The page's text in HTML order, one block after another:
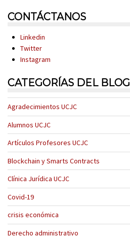
CONTÁCTANOS
Linkedin
Twitter
Instagram
CATEGORÍAS DEL BLOG
Agradecimientos UCJC
Alumnos UCJC
Artículos Profesores UCJC
Blockchain y Smarts Contracts
Clínica Jurídica UCJC
Covid-19
crisis económica
Derecho administrativo